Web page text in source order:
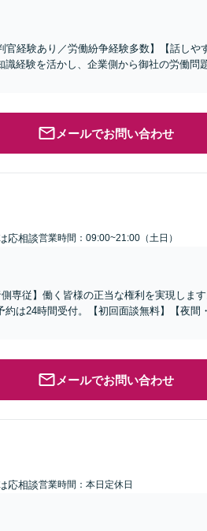
官経験あり／労働紛争経験多数】【話しや
経験を活かし、企業側から御社の労働問
メールでお問い合わせ
応相談営業時間：09:00~21:00（土日）
専従】働く皆様の正当な権利を実現しま
は24時間受付。【初回面談無料】【夜間
メールでお問い合わせ
応相談営業時間：本日定休日